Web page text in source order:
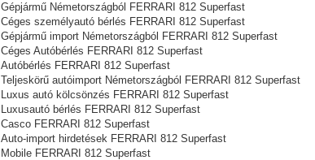
Gépjármű Németországból FERRARI 812 Superfast
Céges személyautó bérlés FERRARI 812 Superfast
Gépjármű import Németországból FERRARI 812 Superfast
Céges Autóbérlés FERRARI 812 Superfast
Autóbérlés FERRARI 812 Superfast
Teljeskörű autóimport Németországból FERRARI 812 Superfast
Luxus autó kölcsönzés FERRARI 812 Superfast
Luxusautó bérlés FERRARI 812 Superfast
Casco FERRARI 812 Superfast
Auto-import hirdetések FERRARI 812 Superfast
Mobile FERRARI 812 Superfast